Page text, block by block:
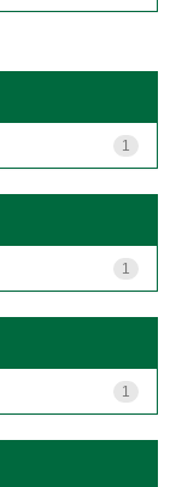
1
1
1